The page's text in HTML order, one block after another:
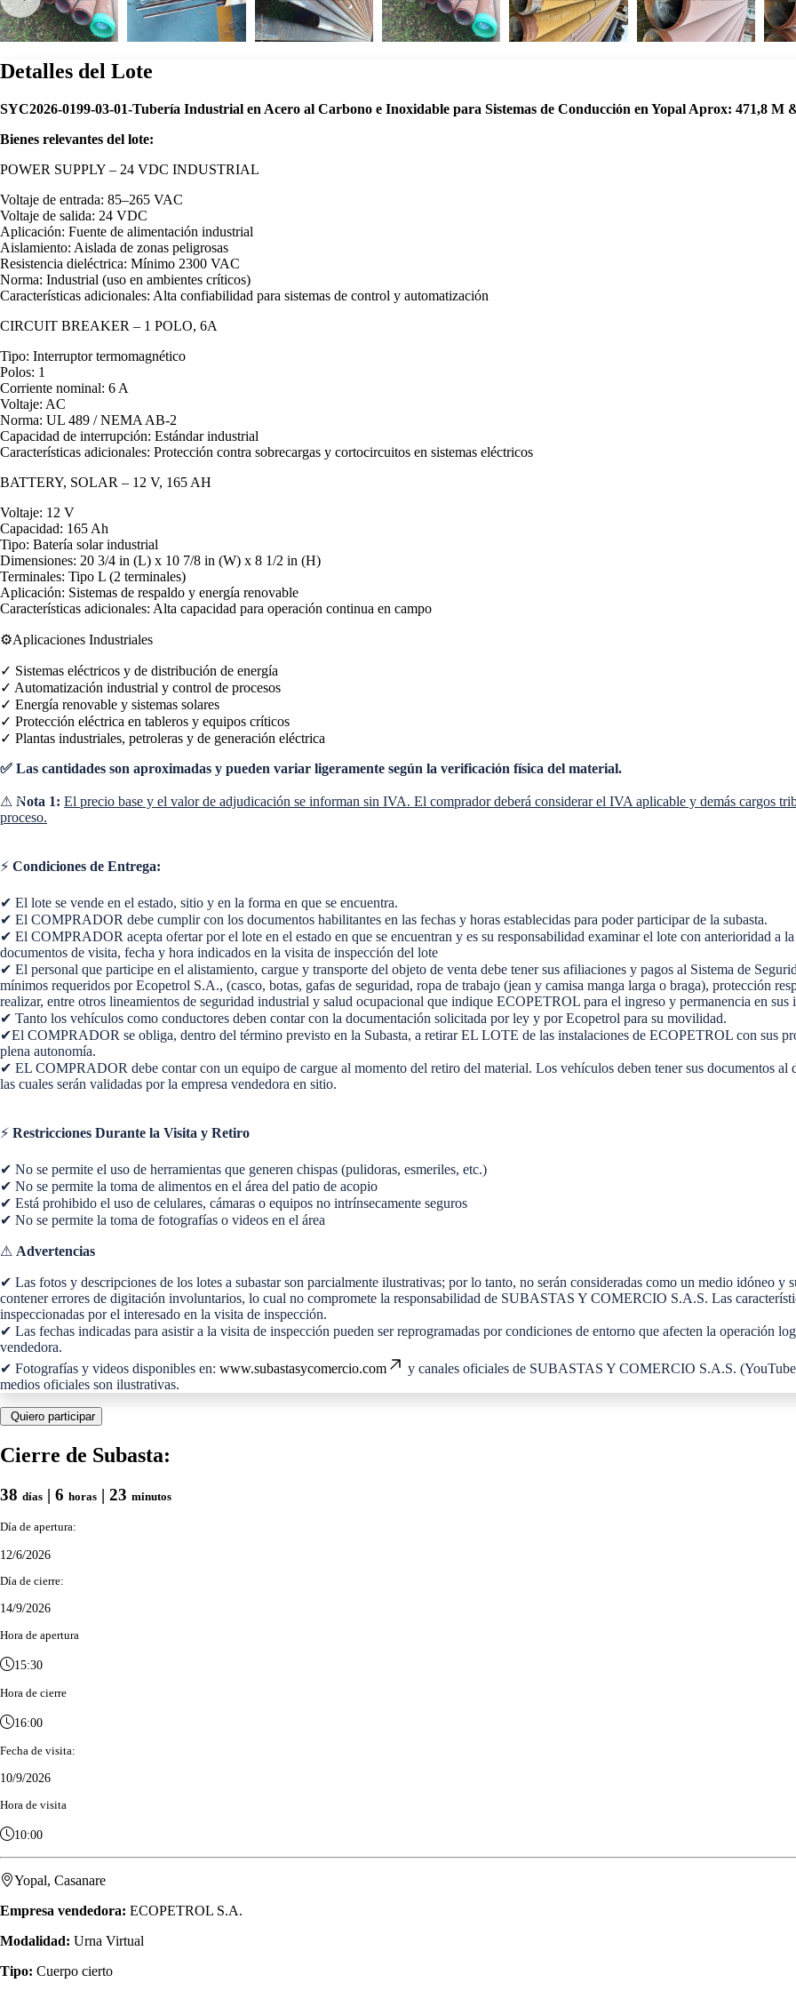
Detalles del Lote
SYC2026-0199-03-01-Tubería Industrial en Acero al Carbono e Inoxidable para Sistemas de Conducción en Yopal Aprox: 471,8 M
Bienes relevantes del lote:
POWER SUPPLY – 24 VDC INDUSTRIAL
Voltaje de entrada: 85–265 VAC
Voltaje de salida: 24 VDC
Aplicación: Fuente de alimentación industrial
Aislamiento: Aislada de zonas peligrosas
Resistencia dieléctrica: Mínimo 2300 VAC
Norma: Industrial (uso en ambientes críticos)
Características adicionales: Alta confiabilidad para sistemas de control y automatización
CIRCUIT BREAKER – 1 POLO, 6A
Tipo: Interruptor termomagnético
Polos: 1
Corriente nominal: 6 A
Voltaje: AC
Norma: UL 489 / NEMA AB-2
Capacidad de interrupción: Estándar industrial
Características adicionales: Protección contra sobrecargas y cortocircuitos en sistemas eléctricos
BATTERY, SOLAR – 12 V, 165 AH
Voltaje: 12 V
Capacidad: 165 Ah
Tipo: Batería solar industrial
Dimensiones: 20 3/4 in (L) x 10 7/8 in (W) x 8 1/2 in (H)
Terminales: Tipo L (2 terminales)
Aplicación: Sistemas de respaldo y energía renovable
Características adicionales: Alta capacidad para operación continua en campo
⚙️Aplicaciones Industriales
✓ Sistemas eléctricos y de distribución de energía
✓ Automatización industrial y control de procesos
✓ Energía renovable y sistemas solares
✓ Protección eléctrica en tableros y equipos críticos
✓ Plantas industriales, petroleras y de generación eléctrica
✅ Las cantidades son aproximadas y pueden variar ligeramente según la verificación física del material.
⚠ Nota 1: El precio base y el valor de adjudicación se informan sin IVA. El comprador deberá considerar el IVA aplicable y demás cargos
proceso.
⚡ Condiciones de Entrega:
✔ El lote se vende en el estado, sitio y en la forma en que se encuentra.
✔ El COMPRADOR debe cumplir con los documentos habilitantes en las fechas y horas establecidas para poder participar de la subasta.
✔ El COMPRADOR acepta ofertar por el lote en el estado en que se encuentran y es su responsabilidad examinar el lote con anterioridad a
documentos de visita, fecha y hora indicados en la visita de inspección del lote
✔ El personal que participe en el alistamiento, cargue y transporte del objeto de venta debe tener sus afiliaciones y pagos al Sistema de
mínimos requeridos por Ecopetrol S.A., (casco, botas, gafas de seguridad, ropa de trabajo (jean y camisa manga larga o braga), protección
realizar, entre otros lineamientos de seguridad industrial y salud ocupacional que indique ECOPETROL para el ingreso y permanencia en sus
✔ Tanto los vehículos como conductores deben contar con la documentación solicitada por ley y por Ecopetrol para su movilidad.
✔El COMPRADOR se obliga, dentro del término previsto en la Subasta, a retirar EL LOTE de las instalaciones de ECOPETROL con sus
plena autonomía.
✔ EL COMPRADOR debe contar con un equipo de cargue al momento del retiro del material. Los vehículos deben tener sus documentos al
las cuales serán validadas por la empresa vendedora en sitio.
⚡ Restricciones Durante la Visita y Retiro
✔ No se permite el uso de herramientas que generen chispas (pulidoras, esmeriles, etc.)
✔ No se permite la toma de alimentos en el área del patio de acopio
✔ Está prohibido el uso de celulares, cámaras o equipos no intrínsecamente seguros
✔ No se permite la toma de fotografías o videos en el área
⚠ Advertencias
✔ Las fotos y descripciones de los lotes a subastar son parcialmente ilustrativas; por lo tanto, no serán consideradas como un medio idóneo y
contener errores de digitación involuntarios, lo cual no compromete la responsabilidad de SUBASTAS Y COMERCIO S.A.S. Las
inspeccionadas por el interesado en la visita de inspección.
✔ Las fechas indicadas para asistir a la visita de inspección pueden ser reprogramadas por condiciones de entorno que afecten la
vendedora.
✔ Fotografías y videos disponibles en: www.subastasycomercio.com
y canales oficiales de SUBASTAS Y COMERCIO S.A.S.
medios oficiales son ilustrativas.
Quiero participar
Cierre de Subasta:
38 días | 6 horas | 23 minutos
Día de apertura:
12/6/2026
Día de cierre:
14/9/2026
Hora de apertura
15:30
Hora de cierre
16:00
Fecha de visita:
10/9/2026
Hora de visita
10:00
Yopal, Casanare
Empresa vendedora: ECOPETROL S.A.
Modalidad: Urna Virtual
Tipo: Cuerpo cierto
<